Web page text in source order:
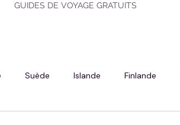
GUIDES DE VOYAGE GRATUITS
Suède Islande Finlande